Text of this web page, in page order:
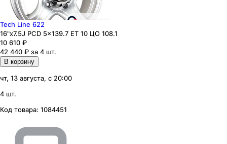
Tech Line 622
16"x7.5J PCD 5x139.7 ЕТ 10 ЦО 108.1
10 610 ₽
42 440 ₽ за 4 шт.
В корзину
чт, 13 августа, с 20:00
4 шт.
Код товара: 1084451